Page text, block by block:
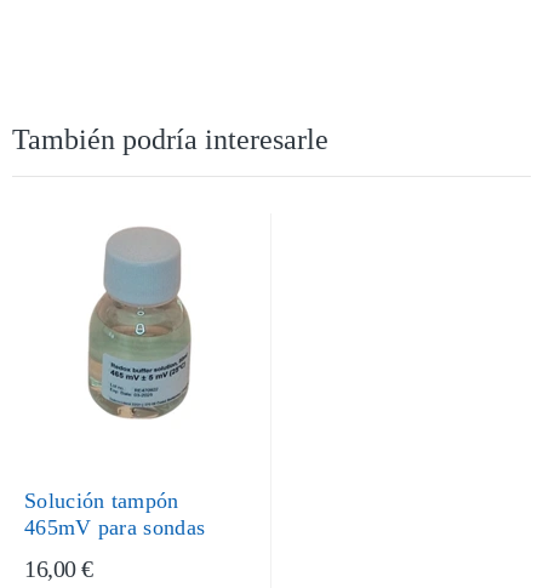
También podría interesarle
Solución tampón
465mV para sondas
16,00 €